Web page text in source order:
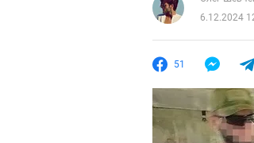
6.12.2024
51